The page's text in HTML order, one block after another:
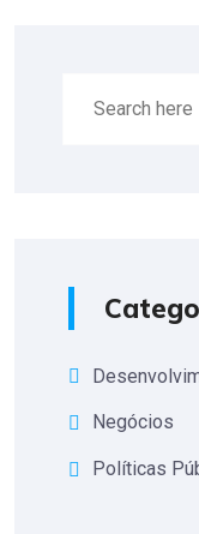
Negócios
Políticas